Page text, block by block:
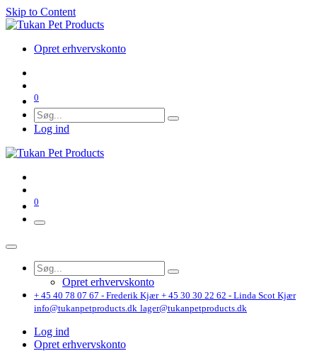
Skip to Content
Opret erhvervskonto
0
Log ind
0
Opret erhvervskonto
+ 45 40 78 07 67 - Frederik Kjær + 45 30 30 22 62 - Linda Scot Kjær
info@tukanpetproducts.dk lager@tukanpetproducts.dk
Log ind
Opret erhvervskonto